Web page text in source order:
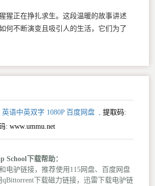
猩正在挣扎求生。这段温暖的故事讲述
何不断演变且吸引人的生活，它们为了
英语中英双字 1080P 百度网盘
提取码:
: www.ummu.net
School下载帮助：
电驴链接，推荐使用115网盘、百度网盘
qBittorrent下载磁力链接，迅雷下载电驴链